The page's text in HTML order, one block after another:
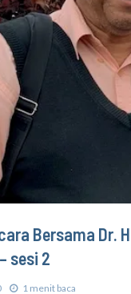
Bersama Dr.
sesi 2
1 menit baca